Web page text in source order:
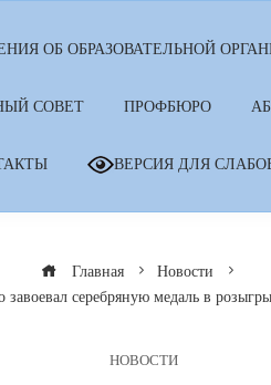
ОБ ОБРАЗОВАТЕЛЬНОЙ
СОВЕТ ПРОФБЮРО
ВЕРСИЯ ДЛЯ
Главная
Новости
серебряную медаль в
НОВОСТИ